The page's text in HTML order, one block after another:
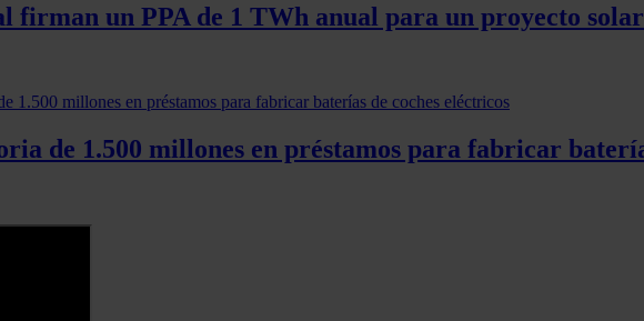
firman un PPA de 1 TWh anual para un proyecto
de 1.500 millones en préstamos para fabricar